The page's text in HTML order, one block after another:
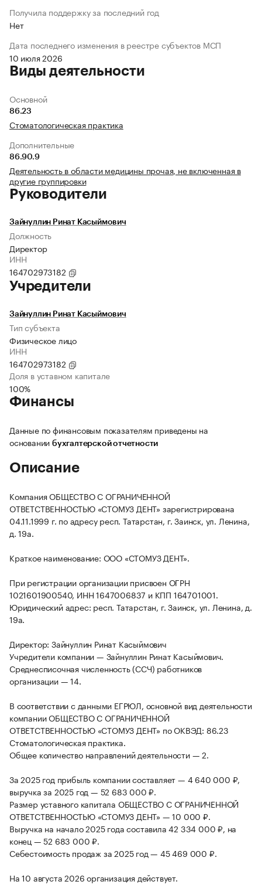
Получила поддержку за последний год
Нет
Дата последнего изменения в реестре субъектов МСП
10 июля 2026
Виды деятельности
Основной
86.23
Стоматологическая практика
Дополнительные
86.90.9
Деятельность в области медицины прочая, не включенная в
другие группировки
Руководители
Зайнуллин Ринат Касыймович
Должность
Директор
ИНН
164702973182
Учредители
Зайнуллин Ринат Касыймович
Тип субъекта
Физическое лицо
ИНН
164702973182
Доля в уставном капитале
100%
Финансы
Данные по финансовым показателям приведены на
основании бухгалтерской отчетности
Описание
Компания ОБЩЕСТВО С ОГРАНИЧЕННОЙ
ОТВЕТСТВЕННОСТЬЮ «СТОМУЗ ДЕНТ» зарегистрирована
04.11.1999 г. по адресу респ. Татарстан, г. Заинск, ул. Ленина,
д. 19а.
Краткое наименование: ООО «СТОМУЗ ДЕНТ».
При регистрации организации присвоен ОГРН
1021601900540, ИНН 1647006837 и КПП 164701001.
Юридический адрес: респ. Татарстан, г. Заинск, ул. Ленина, д.
19а.
Директор: Зайнуллин Ринат Касыймович
Учредители компании — Зайнуллин Ринат Касыймович.
Среднесписочная численность (ССЧ) работников
организации — 14.
В соответствии с данными ЕГРЮЛ, основной вид деятельности
компании ОБЩЕСТВО С ОГРАНИЧЕННОЙ
ОТВЕТСТВЕННОСТЬЮ «СТОМУЗ ДЕНТ» по ОКВЭД: 86.23
Стоматологическая практика.
Общее количество направлений деятельности — 2.
За 2025 год прибыль компании составляет — 4 640 000 ₽,
выручка за 2025 год — 52 683 000 ₽.
Размер уставного капитала ОБЩЕСТВО С ОГРАНИЧЕННОЙ
ОТВЕТСТВЕННОСТЬЮ «СТОМУЗ ДЕНТ» — 10 000 ₽.
Выручка на начало 2025 года составила 42 334 000 ₽, на
конец — 52 683 000 ₽.
Себестоимость продаж за 2025 год — 45 469 000 ₽.
На 10 августа 2026 организация действует.